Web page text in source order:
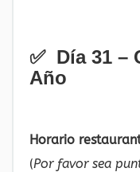
✅ Día 31 –
Año
Horario
(Por favor sea